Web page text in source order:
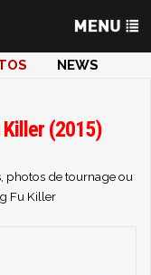
NEWS
(2015)
photos de tournage ou
Fu Killer